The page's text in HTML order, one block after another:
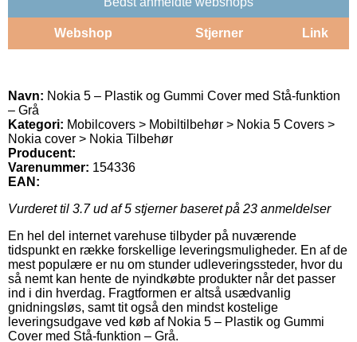
Webshop Stjerner Link
Navn: Nokia 5 – Plastik og Gummi Cover med Stå-funktion
– Grå
Kategori: Mobilcovers > Mobiltilbehør > Nokia 5 Covers >
Nokia cover > Nokia Tilbehør
Producent:
Varenummer: 154336
EAN:
Vurderet til 3.7ud af 5 stjerner baseret på 23 anmeldelser
En hel del internet varehuse tilbyder på nuværende
tidspunkt en række forskellige leveringsmuligheder. En af de
mest populære er nu om stunder udleveringssteder, hvor du
så nemt kan hente de nyindkøbte produkter når det passer
ind i din hverdag. Fragtformen er altså usædvanlig
gnidningsløs, samt tit også den mindst kostelige
leveringsudgave ved køb af Nokia 5 – Plastik og Gummi
Cover med Stå-funktion – Grå.